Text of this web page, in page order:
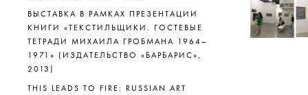
ВЫСТАВКА В РАМКАХ ПРЕЗЕНТАЦИИ
КНИГИ «ТЕКСТИЛЬЩИКИ. ГОСТЕВЫЕ
ТЕТРАДИ МИХАИЛА ГРОБМАНА 1964–
1971» (ИЗДАТЕЛЬСТВО «БАРБАРИС»,
2013)
THIS LEADS TO FIRE: RUSSIAN ART